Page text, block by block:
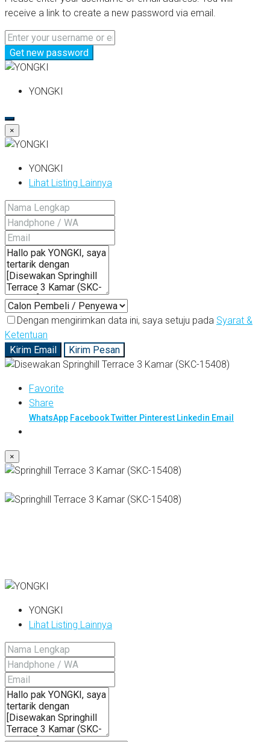
receive a link to create a new password via email.
Get new password
YONGKI
×
YONGKI
Lihat Listing Lainnya
Dengan mengirimkan data ini, saya setuju pada Syarat &
Ketentuan
Kirim Email
Kirim Pesan
Favorite
Share
WhatsApp FacebookTwitter Pinterest Linkedin Email
×
YONGKI
Lihat Listing Lainnya